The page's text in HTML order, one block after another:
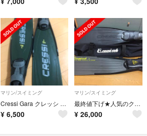
マリン/スイミング
Cressi Gara クレッシ ロングフィン 正規品
¥ 6,500
マリン/スイミング
最終値下げ★人気のクレッシーサブのロングフィンセット
¥ 26,000